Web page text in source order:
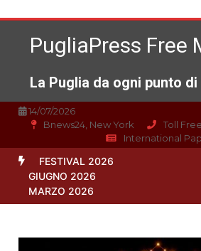
al
contenutoPugliaPress Free
La Puglia da ogni punto
14/07/2026
Bnews24, New York
Toll
International
FESTIVAL 2026
GIUGNO 2026
MARZO 2026